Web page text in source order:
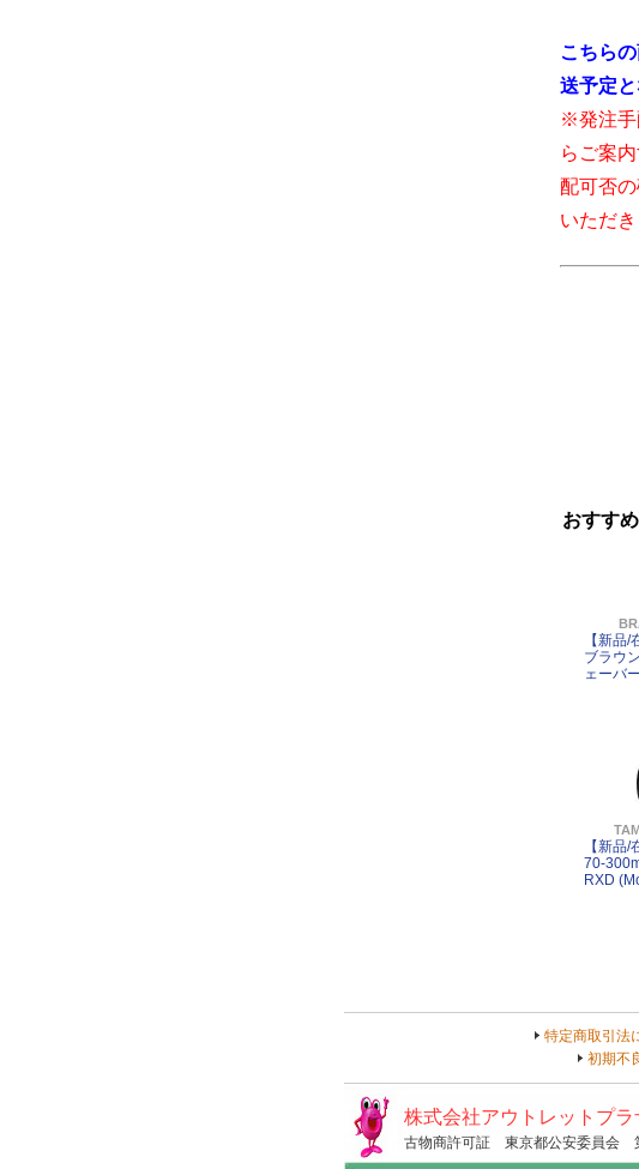
こちら
送予定
※発注手
らご案
配可否
いただき
おすす
【新品
ブラウ
ェーバ
【新品
70-
RXD
特定商取引法
初期不
株式会社アウトレットプラ
古物商許可証 東京都公安委員会